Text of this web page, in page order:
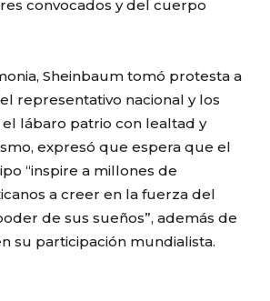
convocados y del cuerpo
Sheinbaum tomó protesta a
representativo nacional y los
lábaro patrio con lealtad y
expresó que espera que el
“inspire a millones de
a creer en la fuerza del
de sus sueños”, además de
su participación mundialista.